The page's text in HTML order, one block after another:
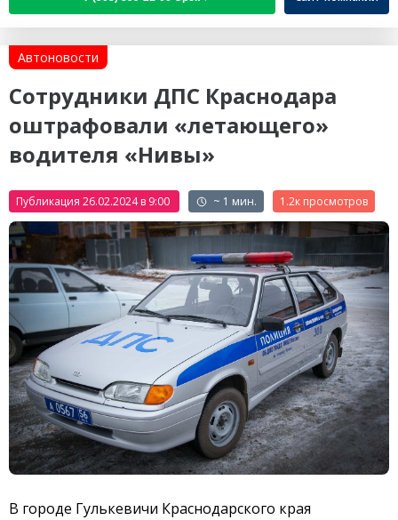
Автоновости
Сотрудники ДПС Краснодара
оштрафовали «летающего»
водителя «Нивы»
Публикация 26.02.2024 в 9:00 ~ 1 мин. 1.2к
В городе Гулькевичи Краснодарского края